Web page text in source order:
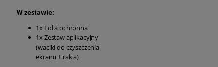
W zestawie:
1x Folia ochronna
1x Zestaw aplikacyjny
(waciki do czyszczenia
ekranu + rakla)